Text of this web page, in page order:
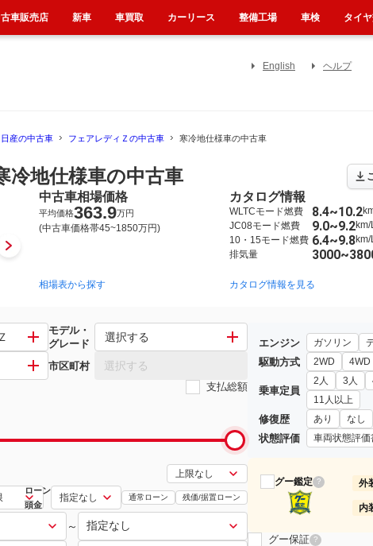
English ヘルプ
日産の中古車 フェアレディＺの中古車 寒冷地仕様車の中古車
冷地仕様車の中古車
2002年7月~2008年12月（236） 1989年7月~2000年7月（87）
中古車相場価格
平均価格363.9万円
(中古車価格帯45~1850万円)
相場表から探す
カタログ情報
WLTCモード燃費 8.4~10.2
JC08モード燃費
9.0~9.2km/
10・15モード燃費 6.4~9.8km/
排気量
カタログ情報を見る
モデル・
グレード
選択する
市区町村 選択する
支払総額
ローン
頭金
通常ローン 残価/据置ローン
～
エンジン ガソリン
駆動方式 2WD 4WD
乗車定員
2人 3人
11人以上
修復歴 あり なし
状態評価 車両状態評価
グー鑑定 ? 外
内
グー保証 ?
車販売店 新車 車買取 カーリース 整備工場 車検 タイ